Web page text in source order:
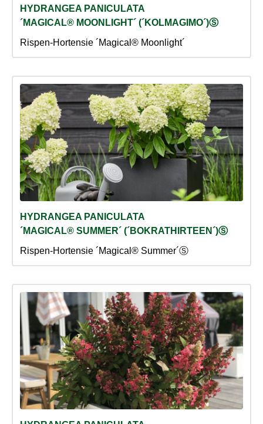
HYDRANGEA PANICULATA
´MAGICAL® MOONLIGHT´ (´KOLMAGIMO´)Ⓢ
Rispen-Hortensie ´Magical® Moonlight´
HYDRANGEA PANICULATA
´MAGICAL® SUMMER´ (´BOKRATHIRTEEN´)Ⓢ
Rispen-Hortensie ´Magical® Summer´Ⓢ